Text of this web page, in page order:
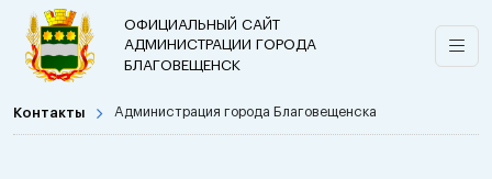
ОФИЦИАЛЬНЫЙ САЙТ
АДМИНИСТРАЦИИ ГОРОДА
БЛАГОВЕЩЕНСК
Контакты Администрация города Благовещенска